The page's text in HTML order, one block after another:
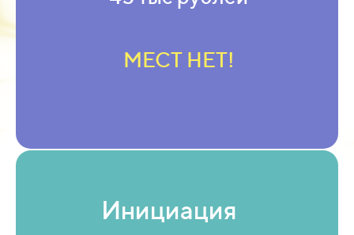
МЕСТ НЕТ!
Инициация